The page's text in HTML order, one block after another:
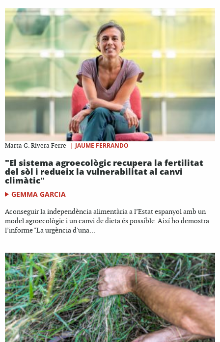
Marta G. Rivera Ferre | JAUME FERRANDO
"El sistema agroecològic recupera la fertilitat
del sòl i redueix la vulnerabilitat al canvi
climàtic"
GEMMA GARCIA
Aconseguir la independència alimentària a l’Estat espanyol amb un
model agroecològic i un canvi de dieta és possible. Així ho demostra
l’informe "La urgència d'una...